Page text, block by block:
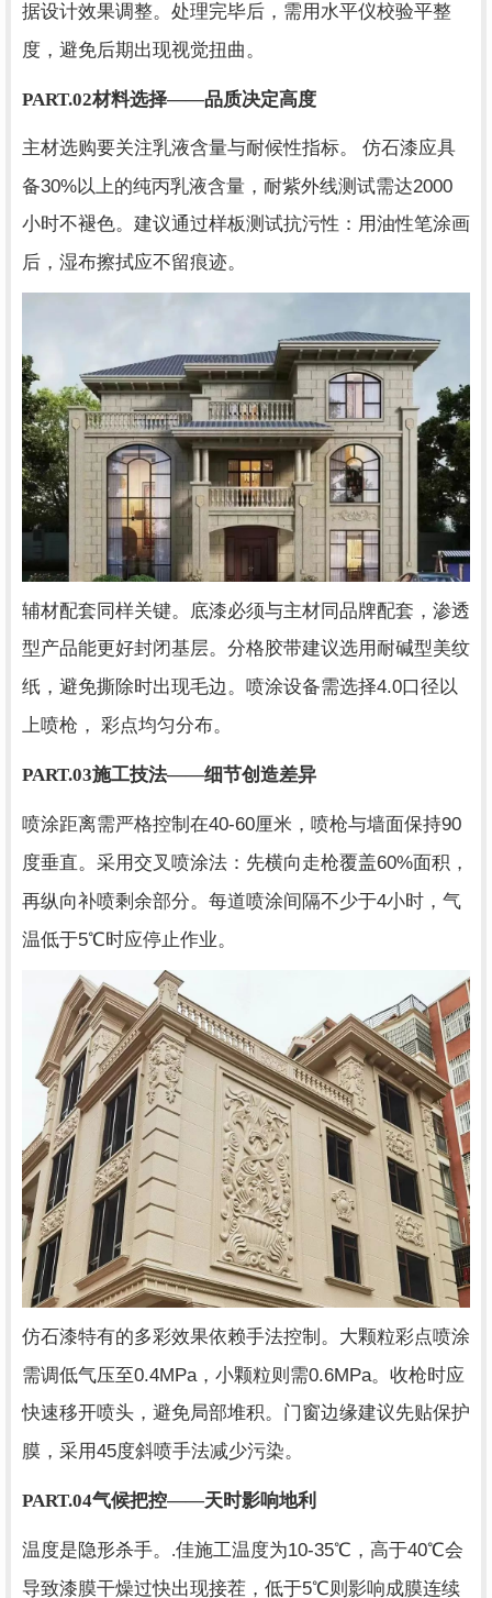
据设计效果调整。处理完毕后，需用水平仪校验平整
度，避免后期出现视觉扭曲。
PART.02材料选择——品质决定高度
主材选购要关注乳液含量与耐候性指标。 仿石漆应具
备30%以上的纯丙乳液含量，耐紫外线测试需达2000
小时不褪色。建议通过样板测试抗污性：用油性笔涂画
后，湿布擦拭应不留痕迹。
辅材配套同样关键。底漆必须与主材同品牌配套，渗透
型产品能更好封闭基层。分格胶带建议选用耐碱型美纹
纸，避免撕除时出现毛边。喷涂设备需选择4.0口径以
上喷枪， 彩点均匀分布。
PART.03施工技法——细节创造差异
喷涂距离需严格控制在40-60厘米，喷枪与墙面保持90
度垂直。采用交叉喷涂法：先横向走枪覆盖60%面积，
再纵向补喷剩余部分。每道喷涂间隔不少于4小时，气
温低于5℃时应停止作业。
仿石漆特有的多彩效果依赖手法控制。大颗粒彩点喷涂
需调低气压至0.4MPa ，小颗粒则需0.6MPa。收枪时应
快速移开喷头，避免局部堆积。门窗边缘建议先贴保护
膜，采用45度斜喷手法减少污染。
PART.04气候把控——天时影响地利
温度是隐形杀手。.佳施工温度为10-35℃，高于40℃会
导致漆膜干燥过快出现接茬，低于5℃则影响成膜连续